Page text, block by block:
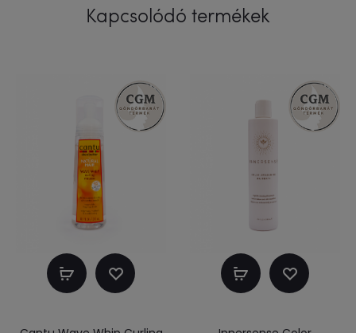
Kapcsolódó termékek
Kosárba Kosárba